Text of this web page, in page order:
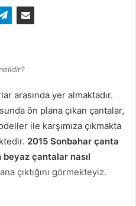
arasında yer almaktadır.
ön plana çıkan çantalar,
ile karşımıza çıkmakta
2015 Sonbahar çanta
beyaz çantalar nasıl
çıktığını görmekteyiz.